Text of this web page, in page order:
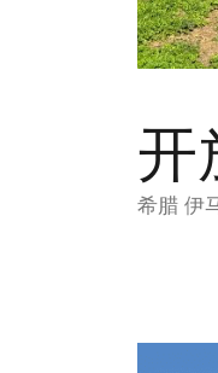
开
希腊 伊